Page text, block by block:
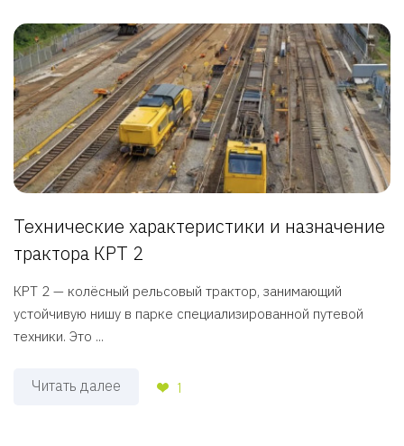
Технические характеристики и назначение
трактора КРТ 2
КРТ 2 — колёсный рельсовый трактор, занимающий
устойчивую нишу в парке специализированной путевой
техники. Это ...
Читать далее 1